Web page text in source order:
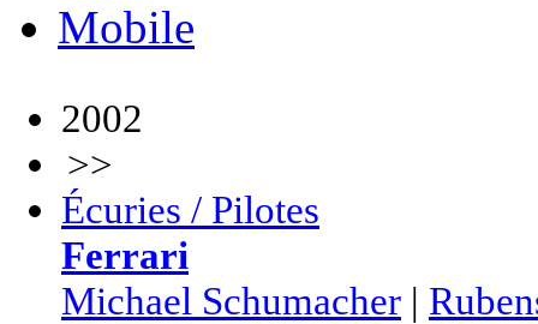
Mobile
2002
>>
Écuries / Pilotes
Ferrari
Michael Schumacher |